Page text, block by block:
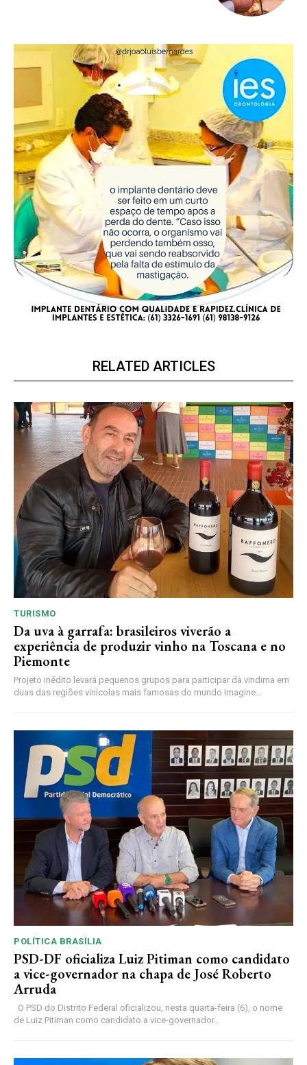
RELATED ARTICLES
TURISMO
Da uva à garrafa: brasileiros viverão a
experiência de produzir vinho na Toscana e no
Piemonte
Projeto inédito levará pequenos grupos para participar da vindima em
duas das regiões vinícolas mais famosas do mundo Imagine...
POLÍTICA BRASÍLIA
PSD-DF oficializa Luiz Pitiman como candidato
a vice-governador na chapa de José Roberto
Arruda
de Luiz Pitiman como candidato a vice-governador...